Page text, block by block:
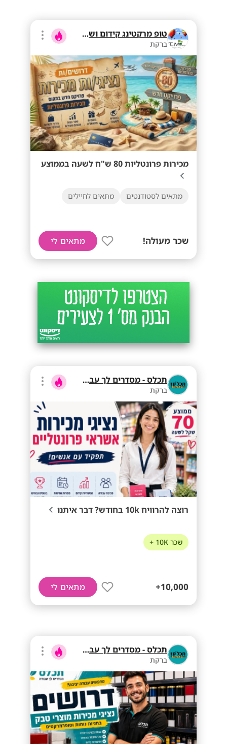
טופ מרקטינג קידום ושיווק בע"מ
ברקת
מכירות פרונטליות 80 ש"ח לשעה בממוצע
מתאים לסטודנטים מתאים לחיילים
שכר מעולה! מתאים לי
תכלס - מסדרים לך עבודה
ברקת
רוצה להרוויח 10k בחודש? דבר איתנו
שכר 10K +
10,000+ מתאים לי
תכלס - מסדרים לך עבודה
ברקת